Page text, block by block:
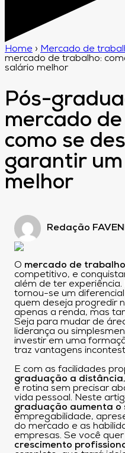
Home › Mercado de
mercado de trabalho:
salário melhor
Pós-
mercado
como se
garantir
melhor
Redação
O mercado de trabalho
competitivo, e
além de ter experiência.
tornou-se um
quem deseja progredir
apenas a renda, mas
Seja para mudar de
liderança ou
investir em uma
traz vantagens
E com as facilidades
graduação a distância
e rotina sem precisar
vida pessoal. Neste
graduação aumenta o
empregabilidade,
do mercado e as
empresas. Se você
crescimento